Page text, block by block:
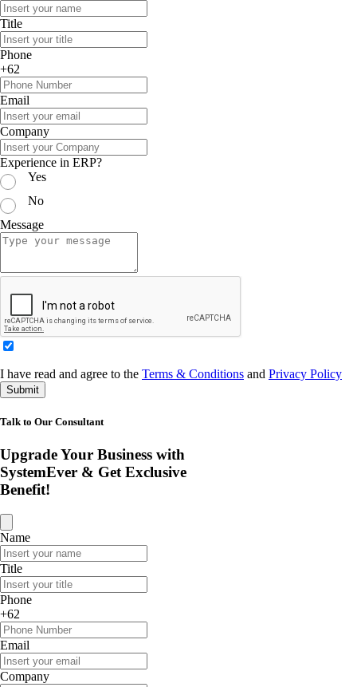
Title
Phone
+62
Email
Company
Experience in ERP?
Yes
No
Message
I have read and agree to the Terms & Conditions and Privacy Policy
Submit
Talk to Our Consultant
Upgrade Your Business with
SystemEver & Get Exclusive
Benefit!
Name
Title
Phone
+62
Email
Company